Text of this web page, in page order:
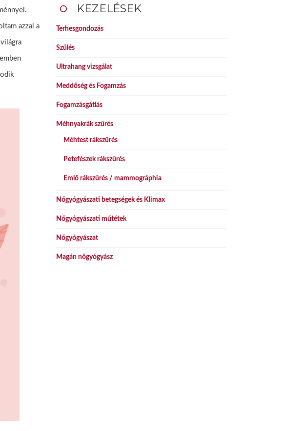
azzal a
KEZELÉSEK
Terhesgondozás
Szülés
Ultrahang vizsgálat
Meddőség és Fogamzás
Fogamzásgátlás
Méhnyakrák szűrés
Méhtest rákszűrés
Petefészek rákszűrés
Emlő rákszűrés / mammográphia
Nőgyógyászati betegségek és Klimax
Nőgyógyászati műtétek
Nőgyógyászat
Magán nőgyógyász